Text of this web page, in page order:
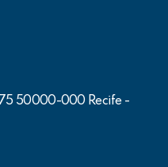
50000-000 Recife -